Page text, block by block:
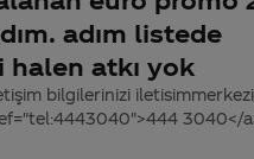
adım listede
halen atkı yok
bilgilerinizi
3040</